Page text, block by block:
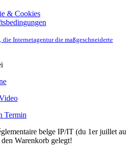
& Cookies
die Internetagentur die maßgeschneiderte
Termin
belge IP/IT (du 1er juillet au
Warenkorb gelegt!